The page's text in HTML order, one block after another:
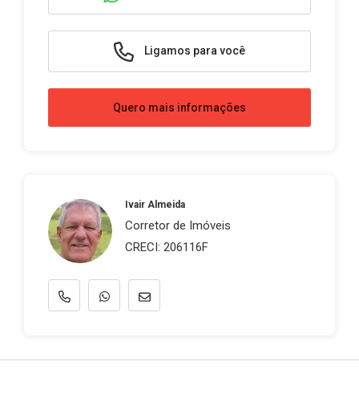
Ligamos para você
Quero mais informações
Ivair Almeida
Corretor de Imóveis
CRECI: 206116F